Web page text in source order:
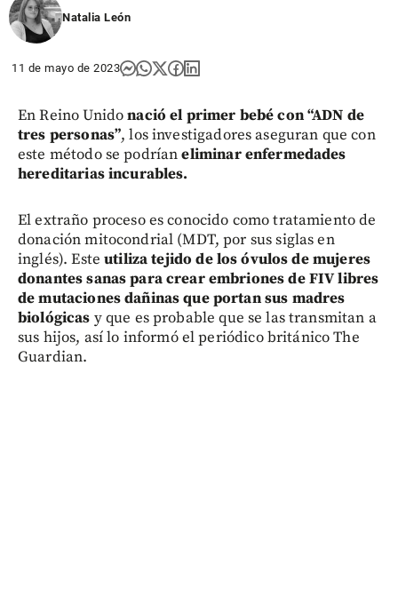
Natalia León
11 de mayo de 2023
En Reino Unidonació el primer bebé con “ADN de
tres personas”, los investigadores aseguran que con
este método se podríaneliminar enfermedades
hereditarias incurables.
El extraño proceso es conocido como tratamiento de
donación mitocondrial (MDT, por sus siglas en
inglés). Esteutiliza tejido de los óvulos de mujeres
donantes sanas para crear embriones de FIV libres
de mutaciones dañinas que portan sus madres
biológicas y que es probable que se las transmitan a
sus hijos, así lo informó el periódico británico The
Guardian.